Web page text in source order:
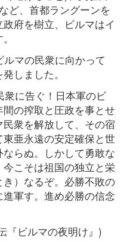
ど、首都ラングーンを
府を樹立、ビルマはイ
マの民衆に向かって
しました。
衆に告ぐ！日本軍のビ
の搾取と圧政を事とせ
衆を解放して、その宿
亜永遠の安定確保と世
らぬ。しかして勇敢な
こそは祖国の独立と栄
）なるぞ。必勝不敗の
軍す。進め必勝の信念
ビルマの夜明け』)